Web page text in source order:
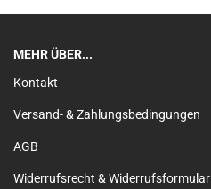
MEHR ÜBER...
Kontakt
Versand- & Zahlungsbedingungen
AGB
Widerrufsrecht & Widerrufsformular